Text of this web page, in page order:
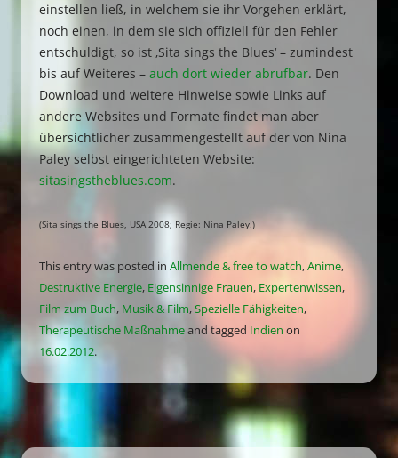
einstellen ließ, in welchem sie ihr Vorgehen erklärt,
noch einen, in dem sie sich offiziell für den Fehler
entschuldigt, so ist ‚Sita sings the Blues‘ – zumindest
bis auf Weiteres – auch dort wieder abrufbar. Den
Download und weitere Hinweise sowie Links auf
andere Websites und Formate findet man aber
übersichtlicher zusammengestellt auf der von Nina
Paley selbst eingerichteten Website:
sitasingstheblues.com.
(Sita sings the Blues, USA 2008; Regie: Nina Paley.)
This entry was posted in Allmende & free to watch,Anime,
Destruktive Energie, Eigensinnige Frauen, Expertenwissen,
Film zum Buch, Musik & Film,Spezielle Fähigkeiten,
Therapeutische Maßnahmeand tagged Indien on
16.02.2012.